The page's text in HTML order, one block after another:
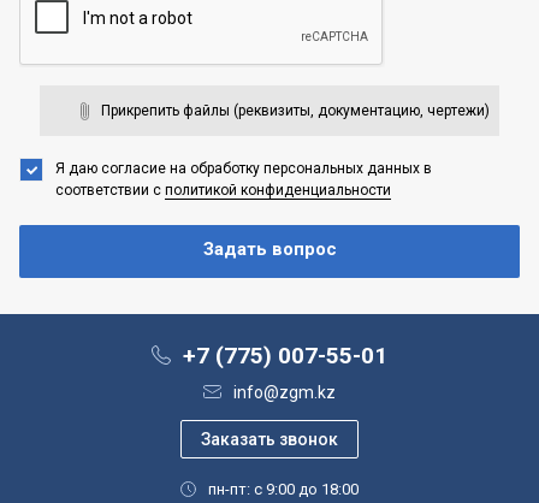
Прикрепить файлы (реквизиты, документацию, чертежи)
Я даю согласие на обработку персональных данных в
соответствии с политикой конфиденциальности
+7 (775) 007-55-01
info@zgm.kz
пн-пт: с 9:00 до 18:00